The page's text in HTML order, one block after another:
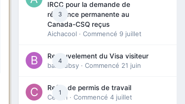
3
IRCC pour la demande de
résidence permanente au
Canada-CSQ reçus
Aichacool · Commencé 9 juillet
4
Renouvelement du Visa visiteur
babibubsy · Commencé 21 juin
1
Refus de permis de travail
Cedbri · Commencé 4 juillet